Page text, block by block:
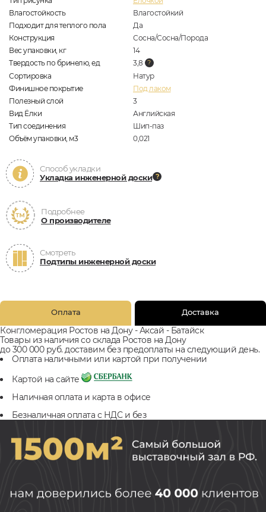
Влагостойкость
Влагостойкий
Подходит для теплого пола
Да
Конструкция
Сосна/Сосна/Порода
Вес упаковки, кг
14
Твердость по бринелю, ед
3,8
Сортировка
Натур
Финишное покрытие
Под лаком
Полезный слой
3
Вид Ёлки
Английская
Тип соединения
Шип-паз
Объём упаковки, м3
0,021
Способ укладки
Укладка инженерной доски
Подробнее
О производителе
Смотреть
Подтипы инженерной доски
Оплата Доставка
Конгломерация Ростов на Дону - Аксай - Батайск
Товары из наличия со склада Ростов на Дону
до 300 000 руб. доставим без предоплаты на следующий день.
Оплата наличными или картой при получении
Картой на сайте
Наличная оплата и карта в офисе
Безналичная оплата с НДС и без